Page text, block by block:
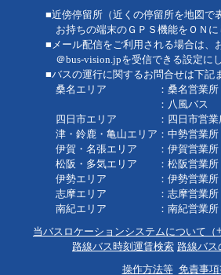
■近傍停留所（近くの停留所を地図で
お持ちの端末のＧＰＳ機能をＯＮに
■メール配信をご利用される場合は、
＠bus-vision.jpを受信できる設定にし
■バスの運行に関するお問合せは下記
桑名エリア ：桑名営業所
：八風バス
四日市エリア ：四日市営業
津・鈴鹿・亀山エリア：中勢営業
伊賀・名張エリア ：伊賀営業
松阪・多気エリア ：松阪営業
伊勢エリア ：伊勢営業所
志摩エリア ：志摩営業所
南紀エリア ：南紀営業所
当バスロケーションシステムについて（
路線バス時刻運賃検索 路線バス
操作方法等 免責事項